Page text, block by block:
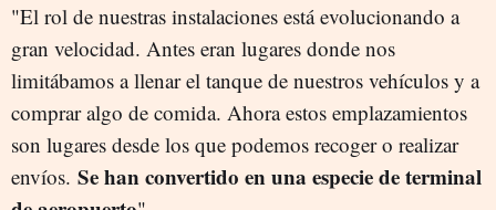
"El rol de nuestras instalaciones está evolucionando a
gran velocidad. Antes eran lugares donde nos
limitábamos a llenar el tanque de nuestros vehículos y a
comprar algo de comida. Ahora estos emplazamientos
son lugares desde los que podemos recoger o realizar
envíos. Se han convertido en una especie de terminal